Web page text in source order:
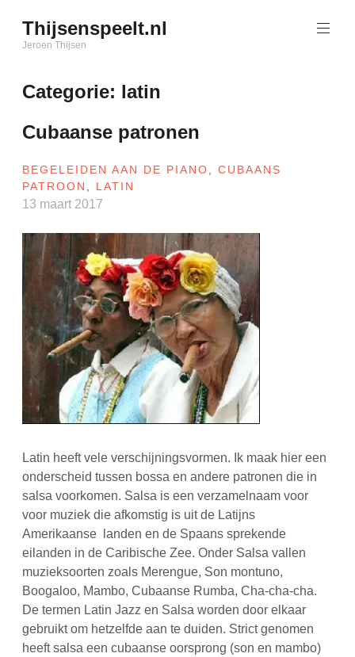
de
inhoud
Thijsenspeelt.nl
Jeroen Thijsen
Categorie: latin
Cubaanse patronen
BEGELEIDEN AAN DE PIANO ,CUBAANS
PATROON
LATIN
13 maart 2017
Latin heeft vele verschijningsvormen. Ik maak hier een
onderscheid tussen bossa en andere patronen die in
salsa voorkomen. Salsa is een verzamelnaam voor
voor muziek die afkomstig is uit de Latijns
Amerikaanse landen en de Spaans sprekende
eilanden in de Caribische Zee. Onder Salsa vallen
muzieksoorten zoals Merengue, Son montuno,
Boogaloo, Mambo, Cubaanse Rumba, Cha-cha-cha.
De termen Latin Jazz en Salsa worden door elkaar
gebruikt om hetzelfde aan te duiden. Strict genomen
heeft salsa een cubaanse oorsprong (son en mambo)